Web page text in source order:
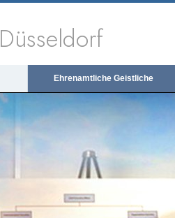
Düsseldorf
Ehrenamtliche Geistliche